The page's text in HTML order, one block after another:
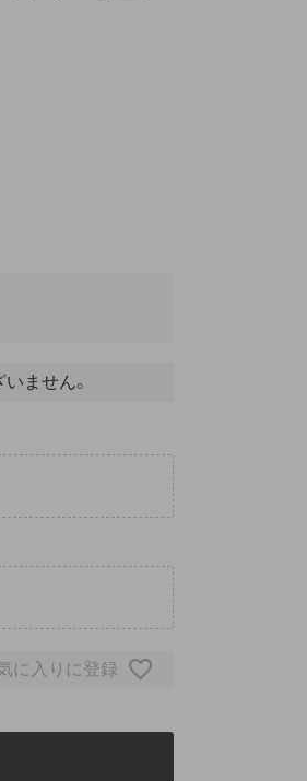
ません。
に入りに登録